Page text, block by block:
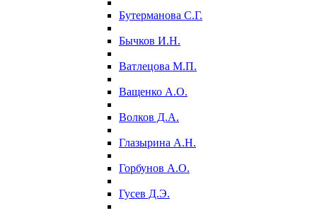
Бутерманова С.Г.
Бычков И.Н.
Ватлецова М.П.
Ващенко А.О.
Волков Д.А.
Глазырина А.Н.
Горбунов А.О.
Гусев Д.Э.